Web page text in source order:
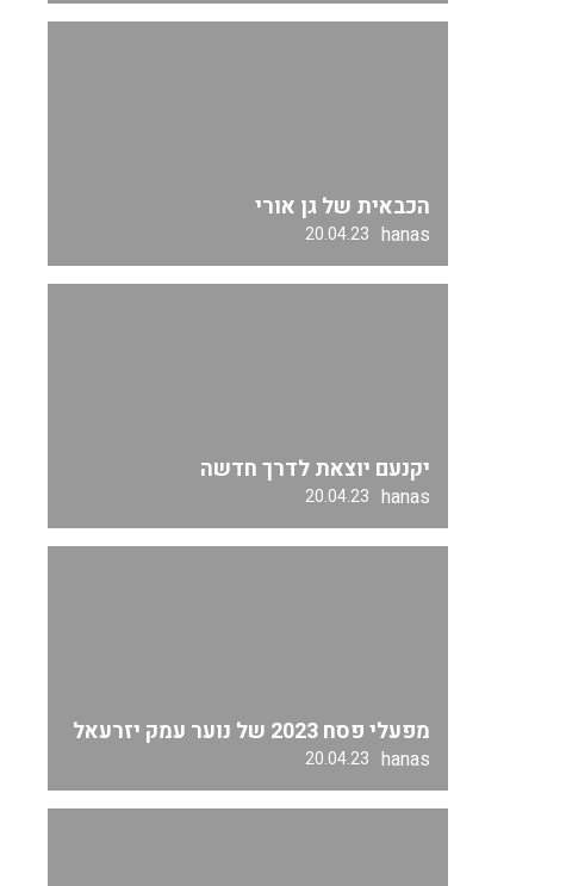
הכבאית של גן אורי
hanas
20.04.23
יקנעם יוצאת לדרך חדשה
hanas
20.04.23
מפעלי פסח 2023 של נוער עמק יזרעאל
hanas
20.04.23